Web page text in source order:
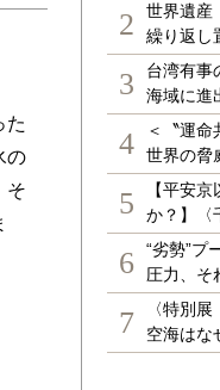
た
の
そ
2
世界遺産
繰り返し
3
台湾有事
海域に進
4
＜〝運命
世界の脅
5
【平安
か？】〈
6
“劣勢”プ
圧力、そ
7
〈特別
空海はな